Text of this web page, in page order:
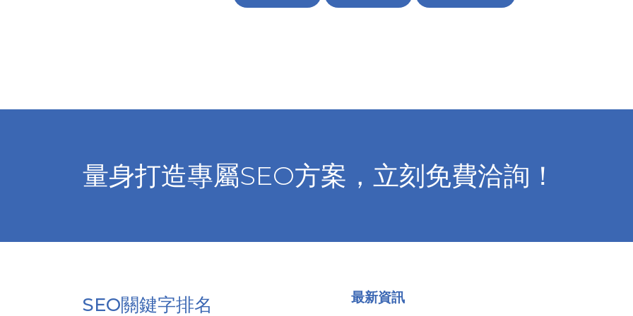
量身打造專屬SEO方案，立刻免費洽詢！
SEO關鍵字排名 最新資訊